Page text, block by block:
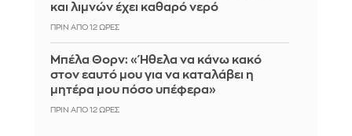
και λιμνών έχει καθαρό νερό
ΠΡΙΝ ΑΠΌ 12 ΏΡΕΣ
Μπέλα Θορν: «Ήθελα να κάνω κακό
στον εαυτό μου για να καταλάβει η
μητέρα μου πόσο υπέφερα»
ΠΡΙΝ ΑΠΌ 12 ΏΡΕΣ